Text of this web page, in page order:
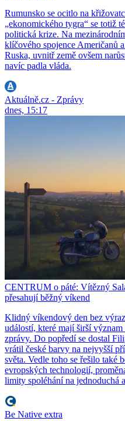
Rumunsko se ocitlo na
„ekonomického tygra“ se totiž
politická krize. Na
klíčového spojence Američanů
Ruska, uvnitř země ovšem
navíc padla vláda.
Aktuálně.cz - Zprávy
dnes, 15:17
CENTRUM o páté: Vítězný
přesahují běžný víkend
Klidný víkendový den bez
událostí, které mají širší
zprávy. Do popředí se dostal
vrátil české barvy na nejvyšší
světa. Vedle toho se řešilo také
evropských technologií,
limity spoléhání na jednoduchá
Be Native extra